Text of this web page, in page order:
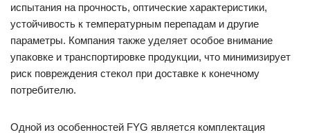
испытания на прочность, оптические характеристики,
устойчивость к температурным перепадам и другие
параметры. Компания также уделяет особое внимание
упаковке и транспортировке продукции, что минимизирует
риск повреждения стекол при доставке к конечному
потребителю.
Одной из особенностей FYG является комплектация